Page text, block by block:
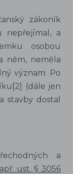
zákoník
nepřejímal, a
osobou
něm, neměla
význam. Po
(dále jen
stavby dostal
a
ust. § 3056